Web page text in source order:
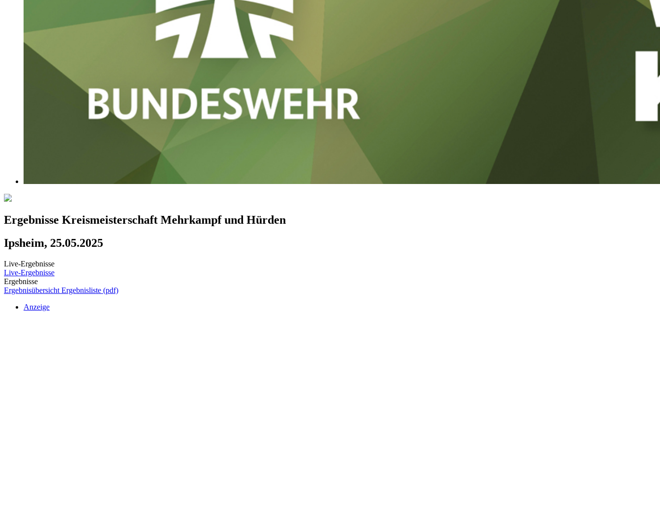
Ergebnisse Kreismeisterschaft Mehrkampf und Hürden
Ipsheim, 25.05.2025
Live-Ergebnisse
Live-Ergebnisse
Ergebnisse
Ergebnisübersicht Ergebnisliste (pdf)
Anzeige